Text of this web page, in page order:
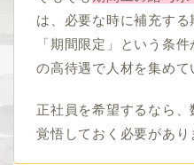
は、必要な時に補充する
「期間限定」という条
の高待遇で人材を集めて
正社員を希望するなら
覚悟しておく必要があり